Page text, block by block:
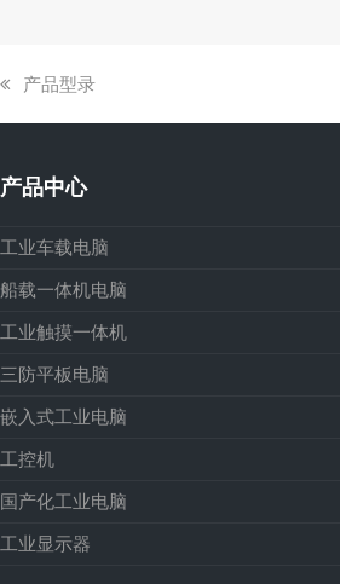
上
章:
产品型录
产品中心
工业车载电脑
船载一体机电脑
工业触摸一体机
三防平板电脑
嵌入式工业电脑
工控机
国产化工业电脑
工业显示器